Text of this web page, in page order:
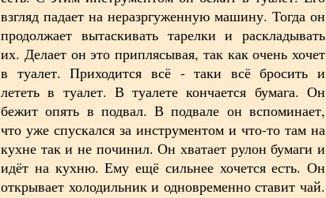
взгляд падает на неразргуженную машину. Тогда он
продолжает вытаскивать тарелки и раскладывать
их. Делает он это приплясывая, так как очень хочет
в туалет. Приходится всё - таки всё бросить и
лететь в туалет. В туалете кончается бумага. Он
бежит опять в подвал. В подвале он вспоминает,
что уже спускался за инструментом и что-то там на
кухне так и не починил. Он хватает рулон бумаги и
идёт на кухню. Ему ещё сильнее хочется есть. Он
открывает холодильник и одновременно ставит чай.